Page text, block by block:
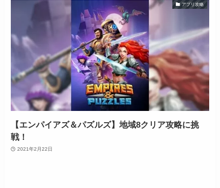
アプリ攻略
【エンパイアズ＆パズルズ】地域8クリア攻略に挑
戦！
2021年2月22日